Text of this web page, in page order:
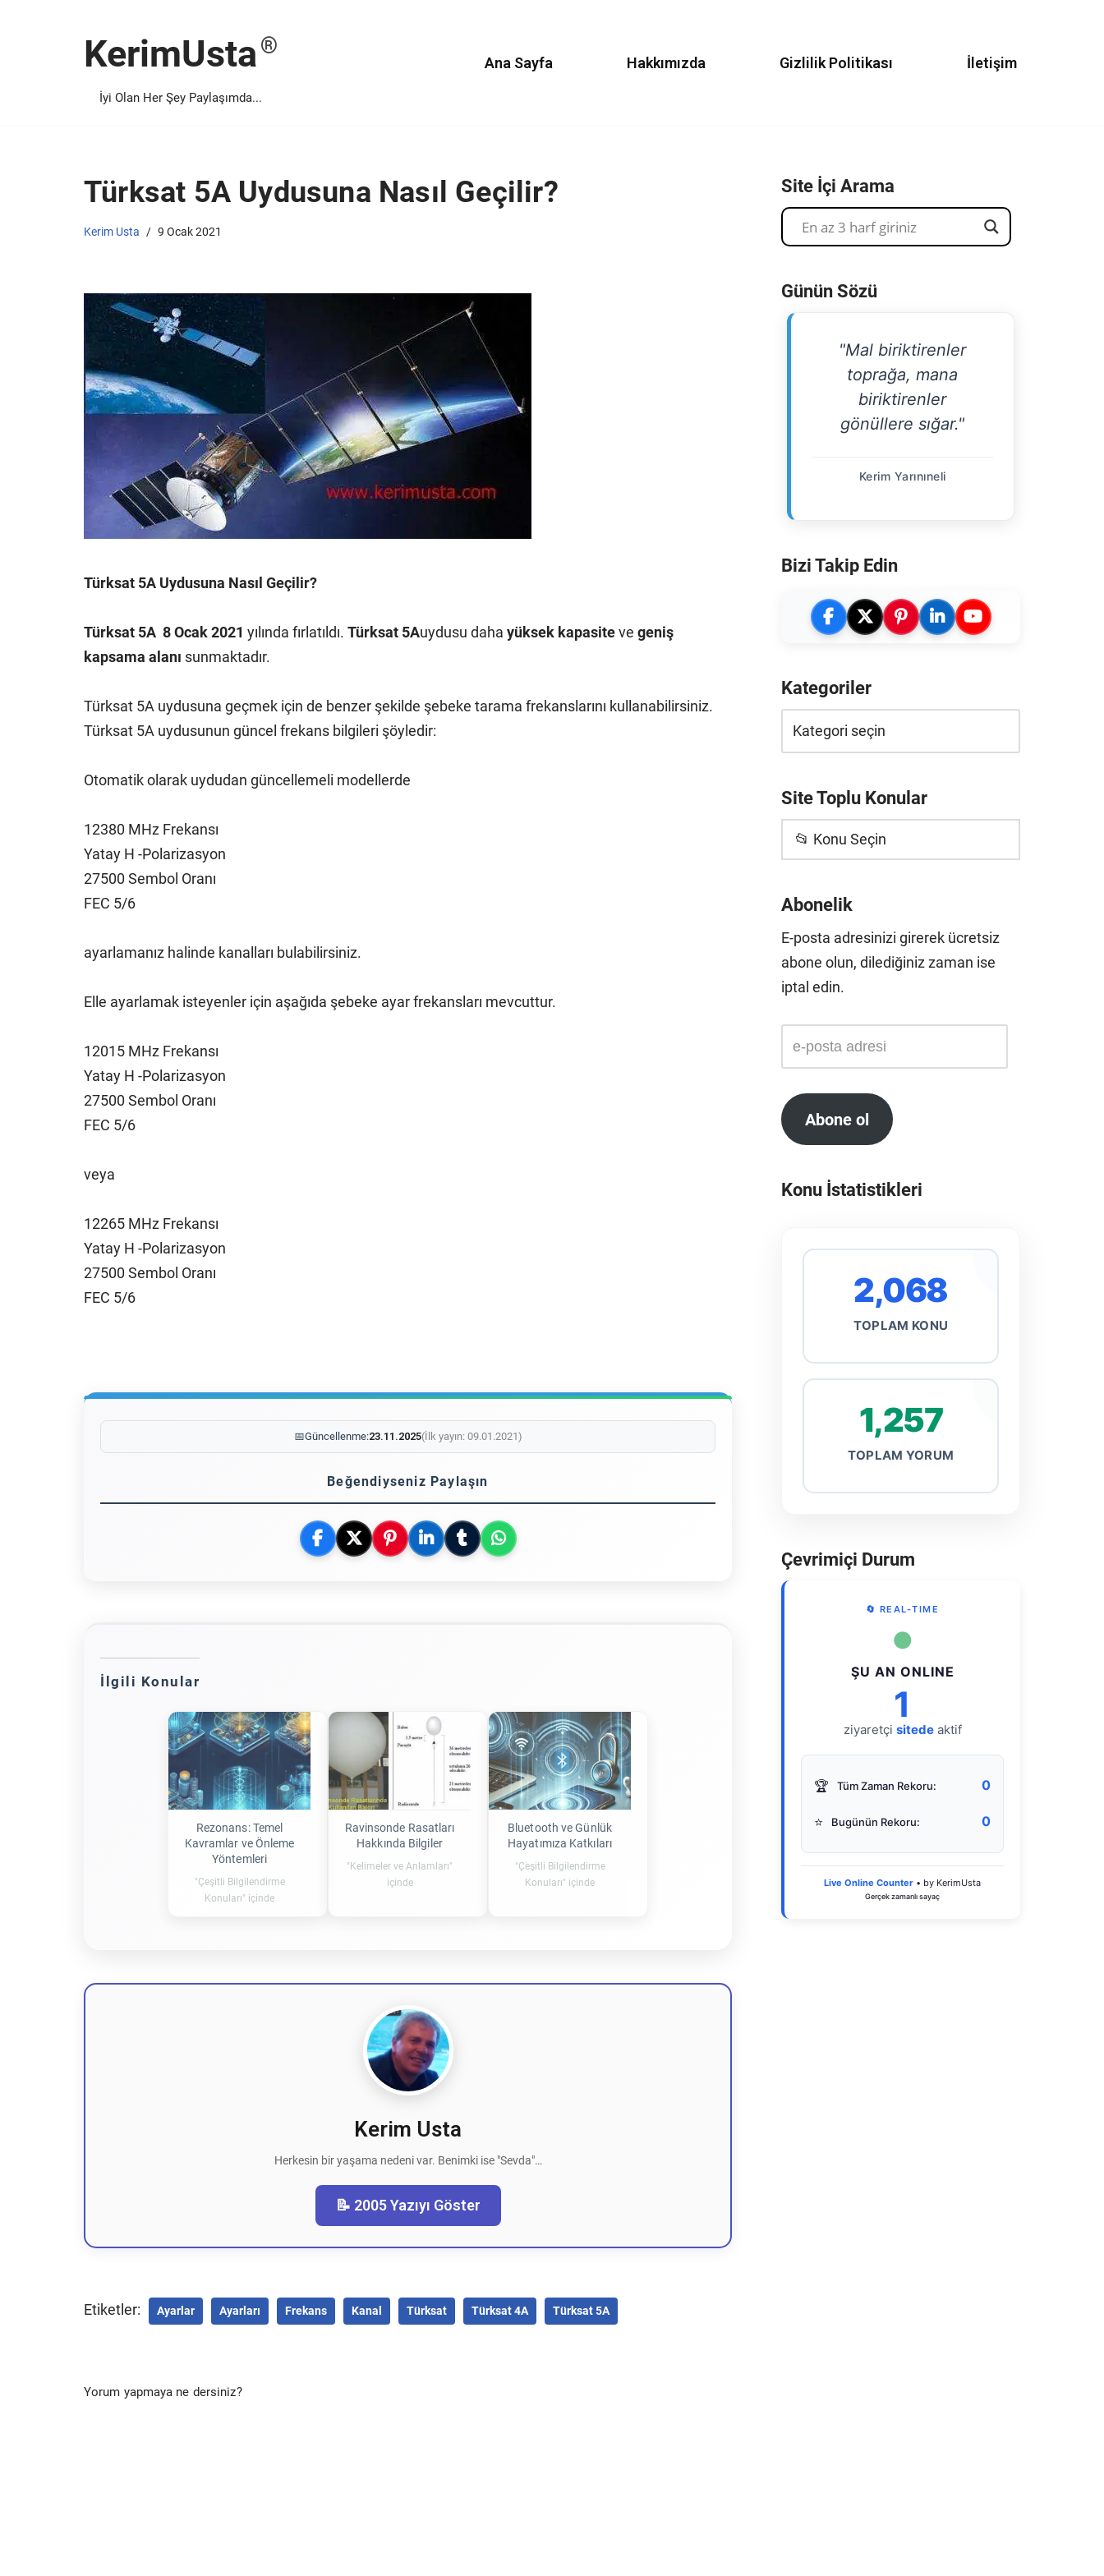
KerimUsta
İyi Olan Her Şey Paylaşımda...
Ana Sayfa Hakkımızda Gizlilik Politikası İletişim
Türksat 5A Uydusuna Nasıl Geçilir?
Kerim Usta 9 Ocak 2021
Türksat 5A Uydusuna Nasıl Geçilir?
Türksat 5A 8 Ocak 2021 yılında fırlatıldı. Türksat 5Auydusu daha yüksek kapasiteve geniş
kapsama alanı sunmaktadır.
Türksat 5A uydusuna geçmek için de benzer şekilde şebeke tarama frekanslarını kullanabilirsiniz.
Türksat 5A uydusunun güncel frekans bilgileri şöyledir:
Otomatik olarak uydudan güncellemeli modellerde
12380 MHz Frekansı
Yatay H -Polarizasyon
27500 Sembol Oranı
FEC 5/6
ayarlamanız halinde kanalları bulabilirsiniz.
Elle ayarlamak isteyenler için aşağıda şebeke ayar frekansları mevcuttur.
12015 MHz Frekansı
Yatay H -Polarizasyon
27500 Sembol Oranı
FEC 5/6
veya
12265 MHz Frekansı
Yatay H -Polarizasyon
27500 Sembol Oranı
FEC 5/6
📅Güncellenme:23.11.2025(İlk yayın: 09.01.2021)
Beğendiyseniz Paylaşın
İlgili Konular
Rezonans: Temel
Kavramlar ve Önleme
Yöntemleri
"Çeşitli Bilgilendirme
Konuları" içinde
Ravinsonde Rasatları
Hakkında Bilgiler
"Kelimeler ve Anlamları"
içinde
Bluetooth ve Günlük
Hayatımıza Katkıları
"Çeşitli Bilgilendirme
Konuları" içinde
Kerim Usta
Herkesin bir yaşama nedeni var. Benimki ise "Sevda"…
📝 2005 Yazıyı Göster
Etiketler: Ayarlar Ayarları Frekans Kanal Türksat Türksat 4A Türksat 5A
Yorum yapmaya ne dersiniz?
Site İçi Arama
Günün Sözü
"Mal biriktirenler
toprağa, mana
biriktirenler
gönüllere sığar."
Kerim Yarınıneli
Bizi Takip Edin
Kategoriler
Site Toplu Konular
📂 Konu Seçin
Abonelik
E-posta adresinizi girerek ücretsiz
abone olun, dilediğiniz zaman ise
iptal edin.
Abone ol
Konu İstatistikleri
2,068
TOPLAM KONU
1,257
TOPLAM YORUM
Çevrimiçi Durum
🔄 REAL-TIME
●
ŞU AN ONLINE
1
ziyaretçi sitedeaktif
🏆 Tüm Zaman Rekoru: 0
⭐ Bugünün Rekoru: 0
Live Online Counter • by KerimUsta
Gerçek zamanlı sayaç